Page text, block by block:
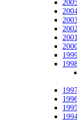
2002
2001